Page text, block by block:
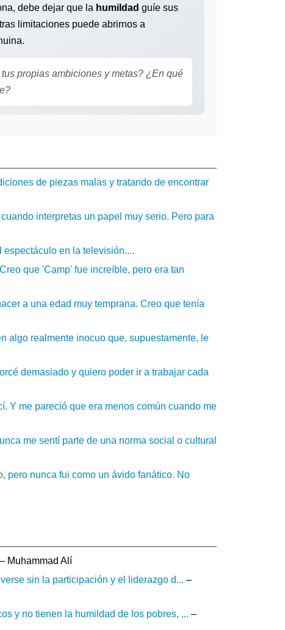
debe dejar que la humildad guíe sus
limitaciones puede abrirnos a
propias ambiciones y metas? ¿En qué
de piezas malas y tratando de encontrar
interpretas un papel muy serio. Pero para
en la televisión....
que 'Camp' fue increíble, pero era tan
a una edad muy temprana. Creo que tenía
algo realmente inocuo que, supuestamente, le
demasiado y quiero poder ir a trabajar cada
Y me pareció que era menos común cuando me
me sentí parte de una norma social o cultural
pero nunca fui como un ávido fanático. No
– Muhammad Alí
sin la participación y el liderazgo d... –
y no tienen la humildad de los pobres, ... –